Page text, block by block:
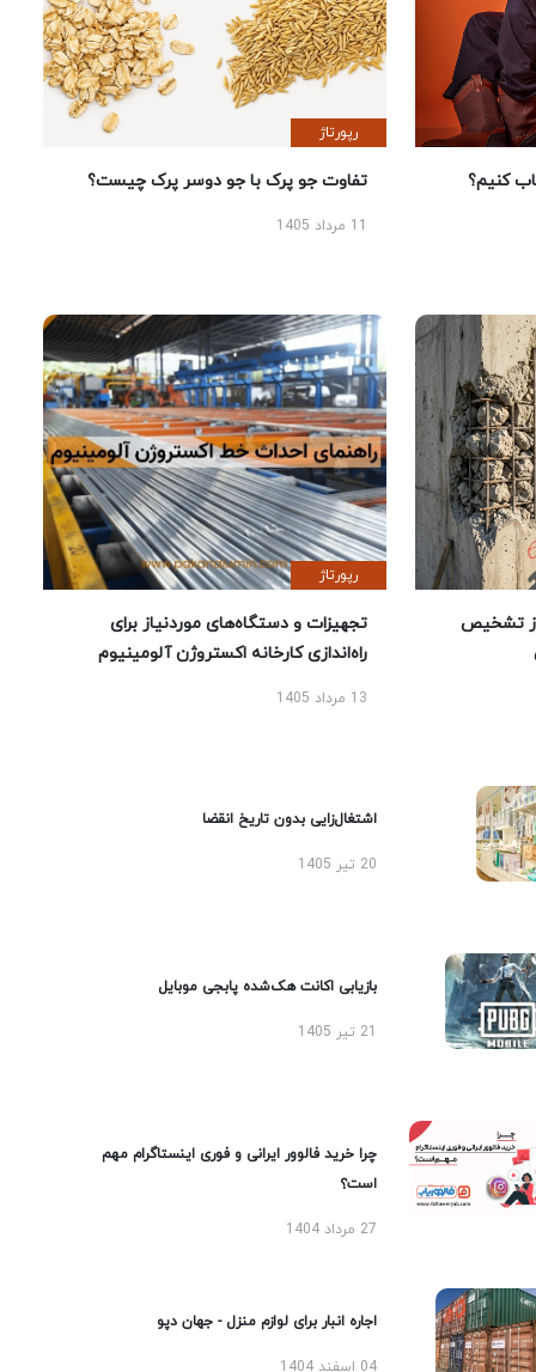
کنیم؟
رپورتاژ
تفاوت جو پرک با جو دوسر پرک چیست؟
تشخیص
رپورتاژ
تجهیزات و دستگاه‌های موردنیاز برای
راه‌اندازی کارخانه اکستروژن آلومینیوم
13 مرداد 1405
اشتغال‌زایی بدون تاریخ انقضا
20 تیر 1405
بازیابی اکانت هک‌شده پابجی موبایل
چرا خرید فالوور ایرانی و فوری اینستاگرام مهم
است؟
27 مرداد 1404
اجاره انبار برای لوازم منزل - جهان دپو
04 اسفند 1404